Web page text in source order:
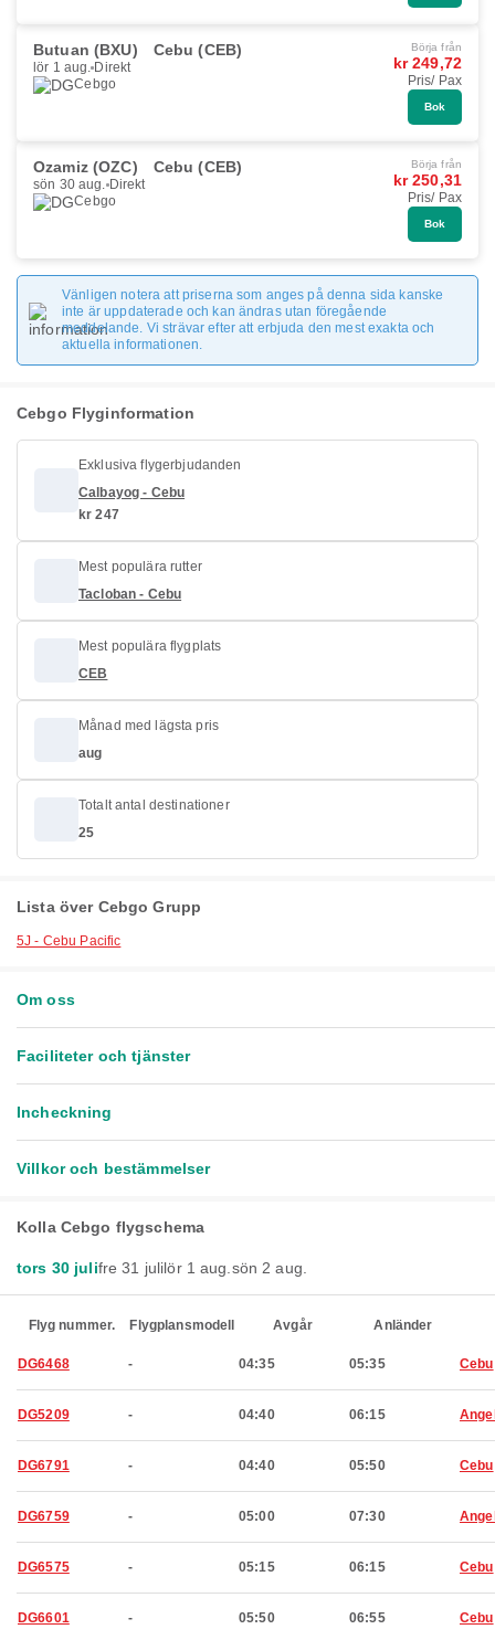
Butuan (BXU) Cebu (CEB)
lör 1 aug. Direkt
Cebgo
Börja från
kr 249,72
Pris/ Pax
Bok
Ozamiz (OZC) Cebu (CEB)
sön 30 aug. Direkt
Cebgo
Börja från
kr 250,31
Pris/ Pax
Bok
Vänligen notera att priserna som anges på denna sida kanske
inte är uppdaterade och kan ändras utan föregående
meddelande. Vi strävar efter att erbjuda den mest exakta och
aktuella informationen.
Cebgo Flyginformation
Exklusiva flygerbjudanden
Calbayog - Cebu
kr 247
Mest populära rutter
Tacloban - Cebu
Mest populära flygplats
CEB
Månad med lägsta pris
aug
Totalt antal destinationer
25
Lista över Cebgo Grupp
5J - Cebu Pacific
Om oss
Faciliteter och tjänster
Incheckning
Villkor och bestämmelser
Kolla Cebgo flygschema
tors 30 julifre 31 julilör 1 aug. sön 2 aug.
Flyg nummer. Flygplansmodell Avgår Anländer
DG6468 - 04:35 05:35 Cebu
DG5209 - 04:40 06:15
DG6791 - 04:40 05:50 Cebu
DG6759 - 05:00 07:30
DG6575 - 05:15 06:15 Cebu
DG6601 - 05:50 06:55 Cebu